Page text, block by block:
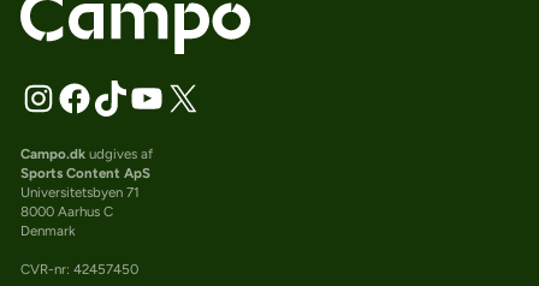
Campo.dkudgives af
Sports Content ApS
Universitetsbyen 71
8000 Aarhus C
Denmark
CVR-nr: 42457450